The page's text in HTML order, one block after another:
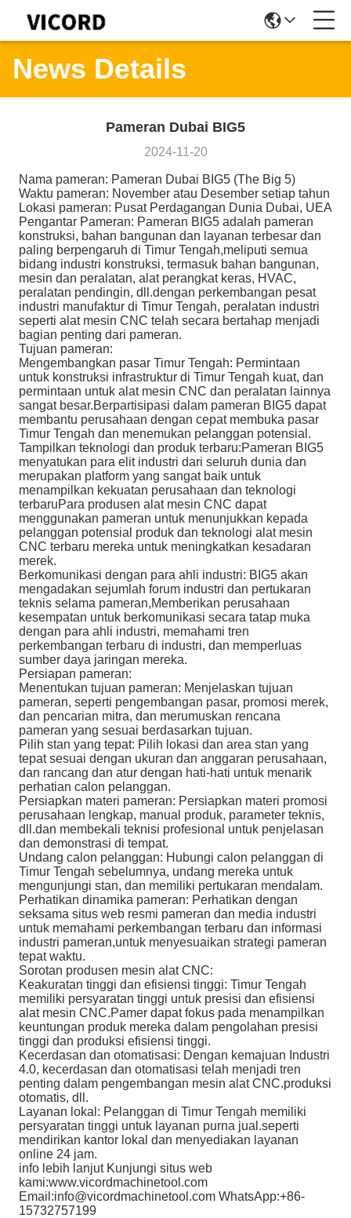
News Details
Pameran Dubai BIG5
2024-11-20
Nama pameran: Pameran Dubai BIG5 (The Big 5)
Waktu pameran: November atau Desember setiap tahun
Lokasi pameran: Pusat Perdagangan Dunia Dubai, UEA
Pengantar Pameran: Pameran BIG5 adalah pameran
konstruksi, bahan bangunan dan layanan terbesar dan
paling berpengaruh di Timur Tengah,meliputi semua
bidang industri konstruksi, termasuk bahan bangunan,
mesin dan peralatan, alat perangkat keras, HVAC,
peralatan pendingin, dll.dengan perkembangan pesat
industri manufaktur di Timur Tengah, peralatan industri
seperti alat mesin CNC telah secara bertahap menjadi
bagian penting dari pameran.
Tujuan pameran:
Mengembangkan pasar Timur Tengah: Permintaan
untuk konstruksi infrastruktur di Timur Tengah kuat, dan
permintaan untuk alat mesin CNC dan peralatan lainnya
sangat besar.Berpartisipasi dalam pameran BIG5 dapat
membantu perusahaan dengan cepat membuka pasar
Timur Tengah dan menemukan pelanggan potensial.
Tampilkan teknologi dan produk terbaru:Pameran BIG5
menyatukan para elit industri dari seluruh dunia dan
merupakan platform yang sangat baik untuk
menampilkan kekuatan perusahaan dan teknologi
terbaruPara produsen alat mesin CNC dapat
menggunakan pameran untuk menunjukkan kepada
pelanggan potensial produk dan teknologi alat mesin
CNC terbaru mereka untuk meningkatkan kesadaran
merek.
Berkomunikasi dengan para ahli industri: BIG5 akan
mengadakan sejumlah forum industri dan pertukaran
teknis selama pameran,Memberikan perusahaan
kesempatan untuk berkomunikasi secara tatap muka
dengan para ahli industri, memahami tren
perkembangan terbaru di industri, dan memperluas
sumber daya jaringan mereka.
Persiapan pameran:
Menentukan tujuan pameran: Menjelaskan tujuan
pameran, seperti pengembangan pasar, promosi merek,
dan pencarian mitra, dan merumuskan rencana
pameran yang sesuai berdasarkan tujuan.
Pilih stan yang tepat: Pilih lokasi dan area stan yang
tepat sesuai dengan ukuran dan anggaran perusahaan,
dan rancang dan atur dengan hati-hati untuk menarik
perhatian calon pelanggan.
Persiapkan materi pameran: Persiapkan materi promosi
perusahaan lengkap, manual produk, parameter teknis,
dll.dan membekali teknisi profesional untuk penjelasan
dan demonstrasi di tempat.
Undang calon pelanggan: Hubungi calon pelanggan di
Timur Tengah sebelumnya, undang mereka untuk
mengunjungi stan, dan memiliki pertukaran mendalam.
Perhatikan dinamika pameran: Perhatikan dengan
seksama situs web resmi pameran dan media industri
untuk memahami perkembangan terbaru dan informasi
industri pameran,untuk menyesuaikan strategi pameran
tepat waktu.
Sorotan produsen mesin alat CNC:
Keakuratan tinggi dan efisiensi tinggi: Timur Tengah
memiliki persyaratan tinggi untuk presisi dan efisiensi
alat mesin CNC.Pamer dapat fokus pada menampilkan
keuntungan produk mereka dalam pengolahan presisi
tinggi dan produksi efisiensi tinggi.
Kecerdasan dan otomatisasi: Dengan kemajuan Industri
4.0, kecerdasan dan otomatisasi telah menjadi tren
penting dalam pengembangan mesin alat CNC.produksi
otomatis, dll.
Layanan lokal: Pelanggan di Timur Tengah memiliki
persyaratan tinggi untuk layanan purna jual.seperti
mendirikan kantor lokal dan menyediakan layanan
online 24 jam.
info lebih lanjut Kunjungi situs web
kami:www.vicordmachinetool.com
Email:info@vicordmachinetool.com WhatsApp:+86-
15732757199